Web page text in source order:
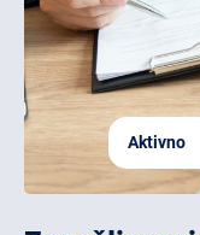
Aktivno